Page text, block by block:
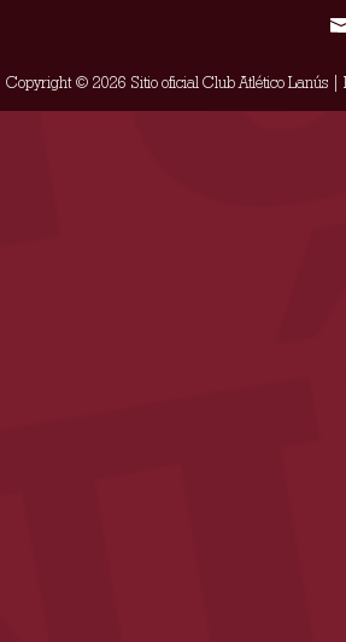
Copyright © 2026 Sitio oficial Club Atlético Lanús |